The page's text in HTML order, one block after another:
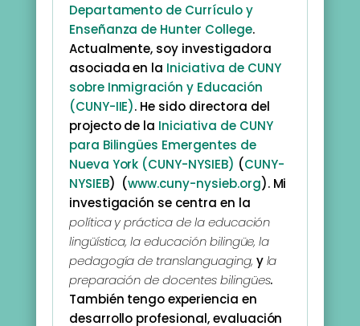
Departamento de Currículo y
Enseñanza de Hunter College.
Actualmente, soy investigadora
asociada en la Iniciativa de CUNY
sobre Inmigración y Educación
(CUNY-IIE). He sido directora del
projecto de la Iniciativa de CUNY
para Bilingües Emergentes de
Nueva York (CUNY-NYSIEB) (CUNY-
NYSIEB) (www.cuny-nysieb.org). Mi
investigación se centra en la
política y práctica de la educación
lingüística, la educación bilingüe, la
pedagogía de translanguaging, yla
preparación de docentes bilingües.
También tengo experiencia en
desarrollo profesional, evaluación